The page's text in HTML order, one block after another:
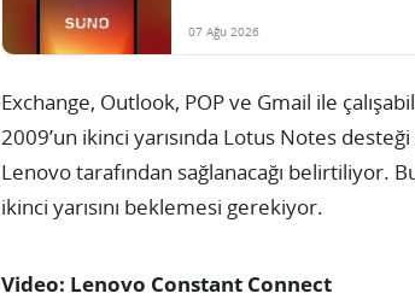
07 Ağu 2026
Exchange, Outlook, POP ve Gmail ile
2009’un ikinci yarısında Lotus Notes
Lenovo tarafından sağlanacağı belirtiliyor.
ikinci yarısını beklemesi gerekiyor.
Video: Lenovo Constant Connect